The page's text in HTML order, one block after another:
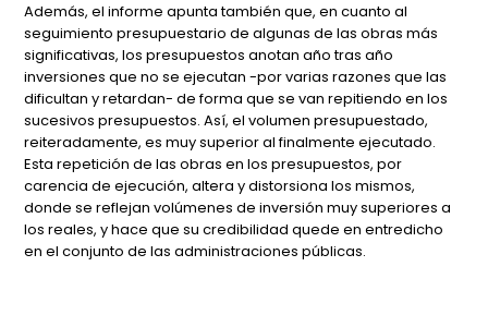
Además, el informe apunta también que, en cuanto al
seguimiento presupuestario de algunas de las obras más
significativas, los presupuestos anotan año tras año
inversiones que no se ejecutan -por varias razones que las
dificultan y retardan- de forma que se van repitiendo en los
sucesivos presupuestos. Así, el volumen presupuestado,
reiteradamente, es muy superior al finalmente ejecutado.
Esta repetición de las obras en los presupuestos, por
carencia de ejecución, altera y distorsiona los mismos,
donde se reflejan volúmenes de inversión muy superiores a
los reales, y hace que su credibilidad quede en entredicho
en el conjunto de las administraciones públicas.